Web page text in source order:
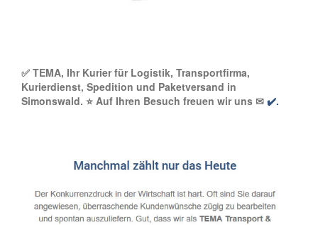
✅ TEMA, Ihr Kurier für Logistik, Transportfirma,
Kurierdienst, Spedition und Paketversand in
Simonswald. ⭐ Auf Ihren Besuch freuen wir uns ✉ ✔️.